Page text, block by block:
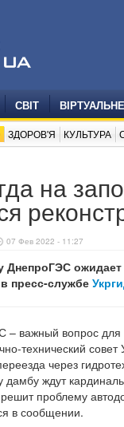
СВІТ
ЗДОРОВ'Я КУЛЬТУРА
на
07 Фев 2022 - 11:27
ДнепроГЭС
пресс-службе
– важный вопрос
технический совет
через
ждут
проблему
в сообщении.